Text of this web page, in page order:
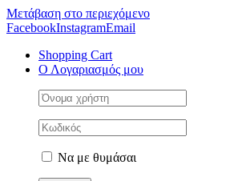
Μετάβαση στο περιεχόμενο
FacebookInstagramEmail
Shopping Cart
Ο Λογαριασμός μου
Να με θυμάσαι